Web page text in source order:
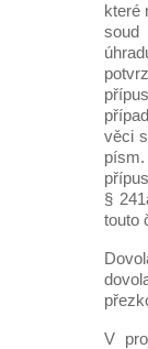
které
soud
věci
§
touto
V